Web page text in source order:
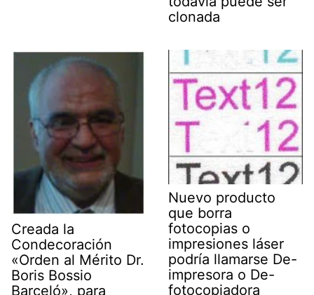
clonada
Creada la
Condecoración
«Orden al Mérito Dr.
Boris Bossio
Barceló», para
Nuevo producto
que borra
fotocopias o
impresiones láser
podría llamarse De-
impresora o De-
fotocopiadora